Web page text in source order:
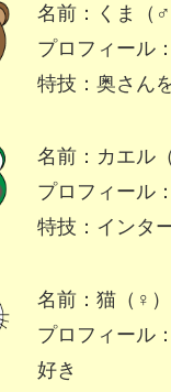
名前：くま（♂
プロフィール
特技：奥さん
名前：カエル
プロフィール
特技：インタ
名前：猫（♀）
プロフィール
好き